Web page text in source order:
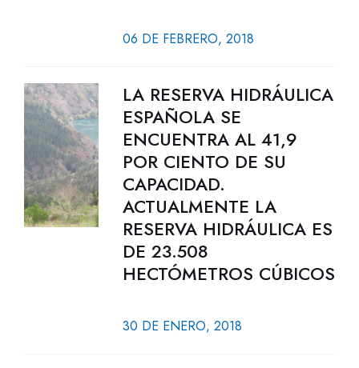
06 DE FEBRERO, 2018
LA RESERVA HIDRÁULICA
ESPAÑOLA SE
ENCUENTRA AL 41,9
POR CIENTO DE SU
CAPACIDAD.
ACTUALMENTE LA
RESERVA HIDRÁULICA ES
DE 23.508
HECTÓMETROS CÚBICOS
30 DE ENERO, 2018